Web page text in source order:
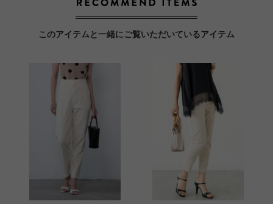
このアイテムと一緒にご覧いただいているアイテム